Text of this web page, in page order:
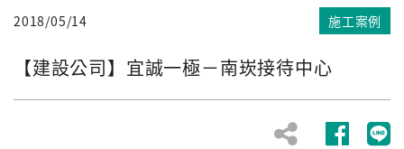
2018/05/14 施工案例
【建設公司】宜誠一極－南崁接待中心